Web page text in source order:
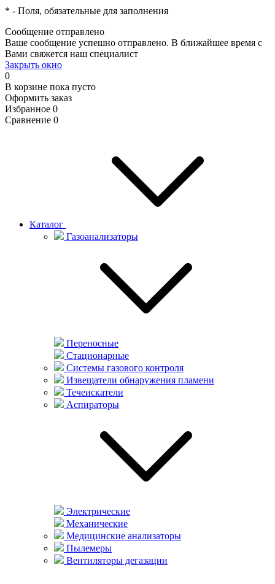
* - Поля, обязательные для заполнения
Сообщение отправлено
Ваше сообщение успешно отправлено. В ближайшее время с
Вами свяжется наш специалист
Закрыть окно
0
В корзине пока пусто
Оформить заказ
Избранное 0
Сравнение 0
Каталог
Газоанализаторы
Переносные
Стационарные
Системы газового контроля
Извещатели обнаружения пламени
Течеискатели
Аспираторы
Электрические
Механические
Медицинские анализаторы
Пылемеры
Вентиляторы дегазации